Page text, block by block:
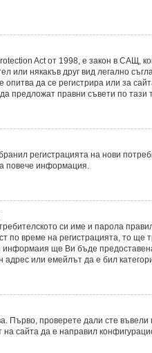
Act от 1998, е закон в САЩ,
или някакъв друг вид легално
опитва да се регистрира или за
предложат правни съвети по тази
регистрацията на нови
повече информация.
си име и парола
по време на регистрацията, то ще
ще Ви бъде
или емейлът да е бил
Първо, проверете дали сте
сайта да е направил